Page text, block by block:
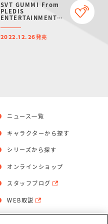
SVT GUMMI From
PLEDIS
ENTERTAINMENT
2022.12.26発売
ニュース一覧
キャラクターから探す
シリーズから探す
オンラインショップ
スタッフブログ
WEB取説